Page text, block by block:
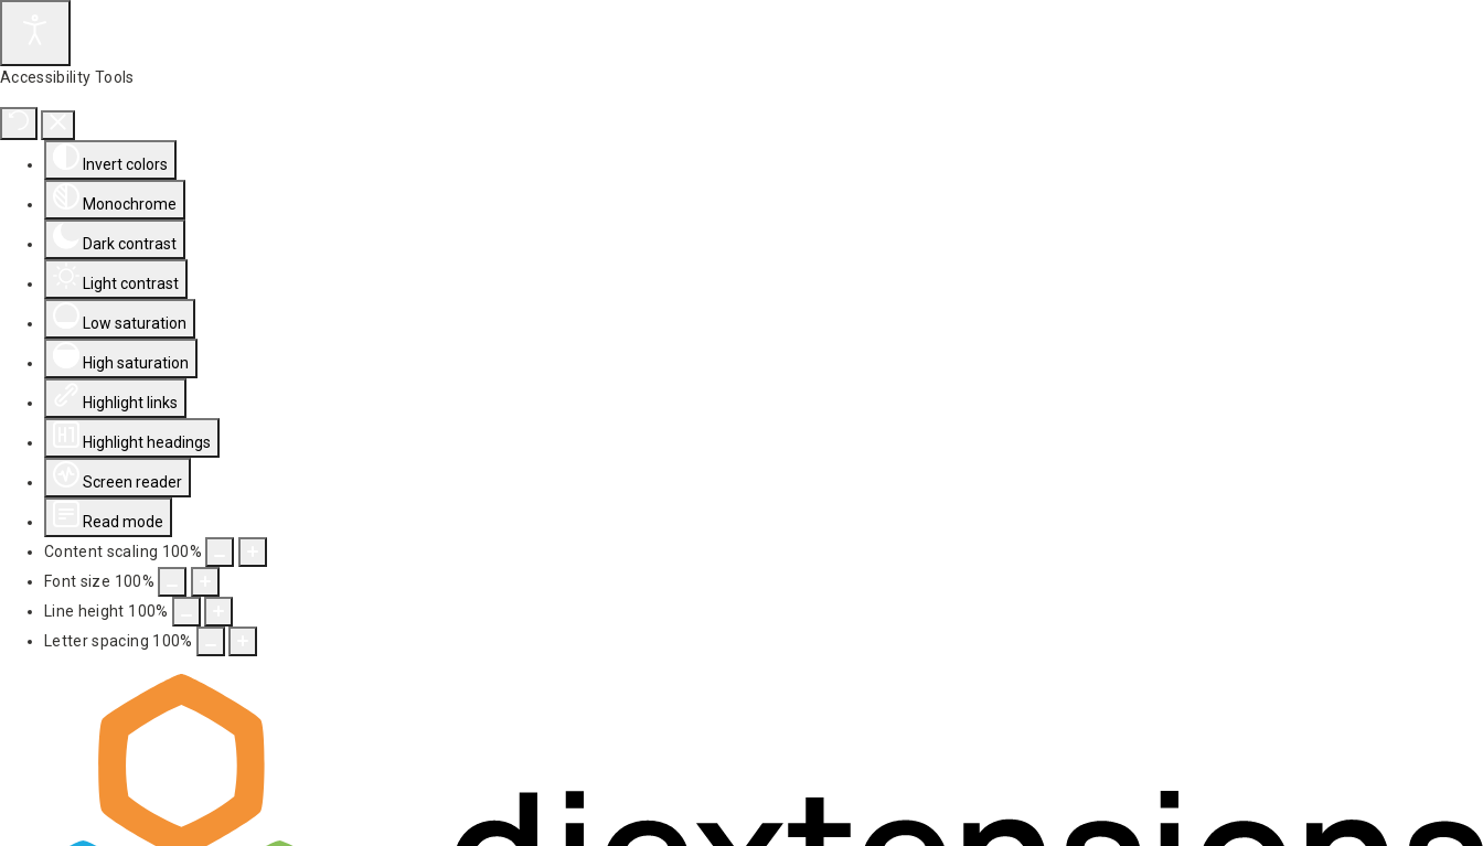
Accessibility Tools
Invert colors
Monochrome
Dark contrast
Light contrast
Low saturation
High saturation
Highlight links
Highlight headings
Screen reader
Read mode
Content scaling 100%
Font size 100%
Line height 100%
Letter spacing 100%